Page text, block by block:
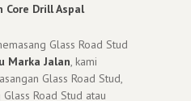
Core Drill Aspal
Glass Road Stud
Marka Jalan, kami
Glass Road Stud,
Road Stud atau